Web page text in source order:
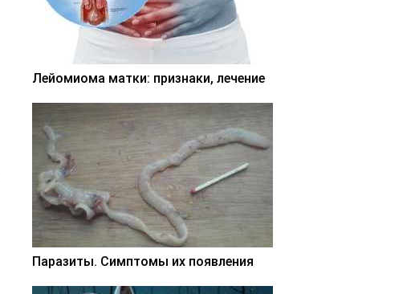
Лейомиома матки: признаки, лечение
Паразиты. Симптомы их появления